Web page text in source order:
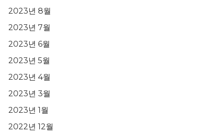
2023년 8월
2023년 7월
2023년 6월
2023년 5월
2023년 4월
2023년 3월
2023년 1월
2022년 12월